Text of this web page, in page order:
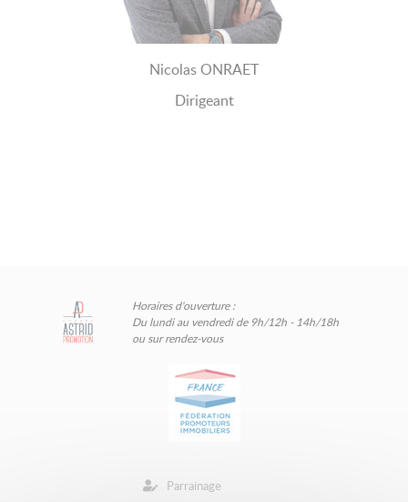
Nicolas ONRAET
Dirigeant
Horaires d'ouverture :
Du lundi au vendredi de 9h/12h - 14h/18h
ou sur rendez-vous
Parrainage